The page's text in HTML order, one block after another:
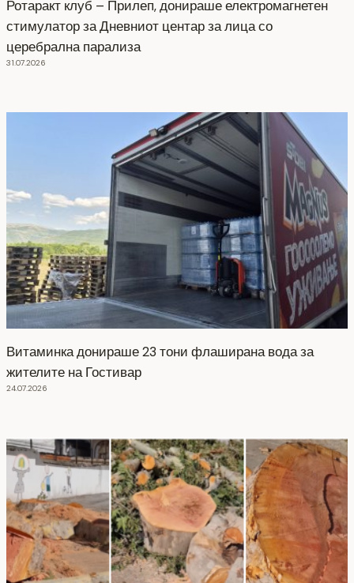
Ротаракт клуб – Прилеп, донираше електромагнетен
стимулатор за Дневниот центар за лица со
церебрална парализа
31.07.2026
Витаминка донираше 23 тони флаширана вода за
жителите на Гостивар
24.07.2026